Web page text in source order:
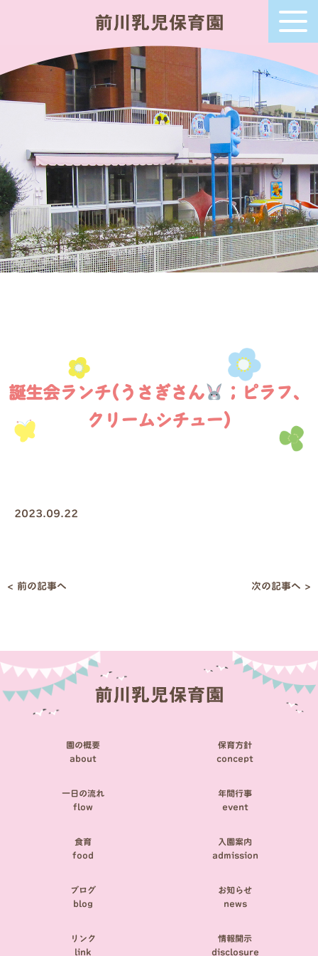
誕生会ランチ(うさぎさん
；ピラフ、
クリームシチュー)
2023.09.22
投
< 前の記事へ 次の記事へ >
園の概要
about
保育方針
concept
一日の流れ
flow
年間行事
event
食育
food
入園案内
admission
ブログ
blog
お知らせ
news
リンク
link
情報開示
disclosure